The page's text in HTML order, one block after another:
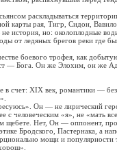
раскладываться
карты рая, Тигр, Сидон,
история, но: околоплодные
от ледяных брегов реки где
боевого трофея, как
— Бога. Он же Элохим, он же
XIX век, романтики —
Он — не лирический
с человеческим «я», не «мать
щебете. Нет, Он — оппонент,
Бродского, Пастернака, а
мощи и популярности